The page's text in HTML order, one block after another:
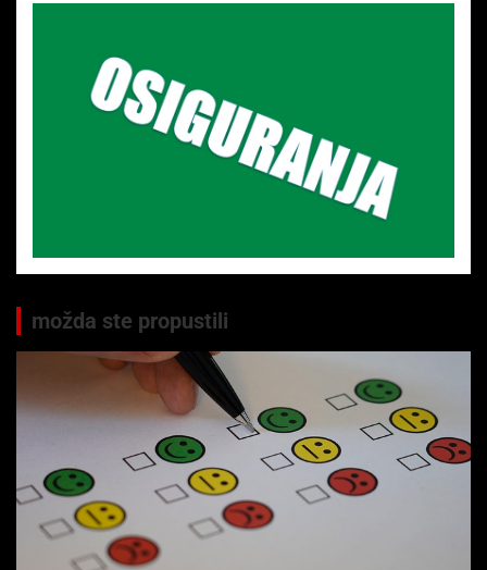
možda ste propustili